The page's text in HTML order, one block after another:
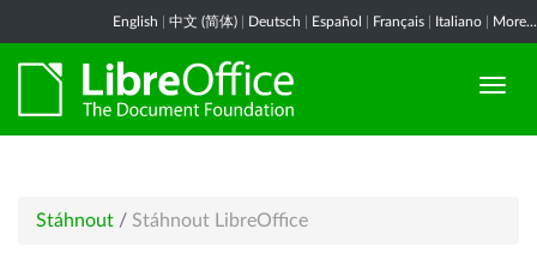
English 中文 (简体) Deutsch Español Français Italiano More...
Stáhnout / Stáhnout LibreOffice